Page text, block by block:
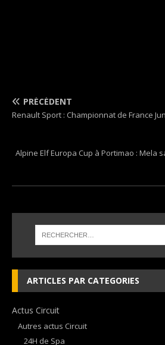
PRÉCÉDENT
Renault Sport : Championnat de France
Alpine Elf Europa Cup à Portimao : Mela
ARTICLES PAR CATEGORIES
Actus Circuit
Autres actus Circuit
24H de Spa